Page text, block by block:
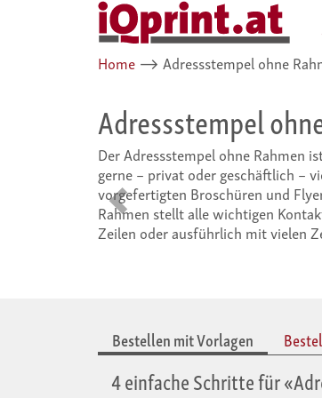
Home ⟶ Adressstempel ohne
ohne Rahmen– online
ohne Rahmen ist der Klassiker schlichthin. Er
geschäftlich – viel schreiben und häufig Ihre
und Flyern, auf dem Kuvert oder dem
wichtigen Kontaktinformationen klar und
mit vielen Zeilen – bestellen Sie bei uns
Zurück
Bestellen mit Vorlagen
4 einfache Schritte für